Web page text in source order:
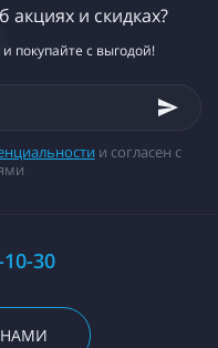
акциях и скидках?
покупайте с выгодой!
и согласен с
30
НАМИ